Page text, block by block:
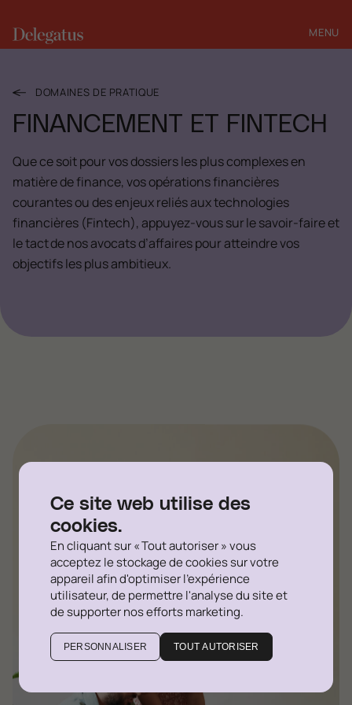
Ce site web utilise des
cookies.
En cliquant sur « Tout autoriser » vous
acceptez le stockage de cookies sur votre
appareil afin d'optimiser l'expérience
utilisateur, de permettre l'analyse du site et
de supporter nos efforts marketing.
PERSONNALISER TOUT AUTORISER
MENU
FERMER
DOMAINES DE PRATIQUE
FINANCEMENT ET FINTECH
Que ce soit pour vos dossiers les plus complexes en
matière de finance, vos opérations financières
courantes ou des enjeux reliés aux technologies
financières (Fintech), appuyez-vous sur le savoir-faire et
le tact de nos avocats d’affaires pour atteindre vos
objectifs les plus ambitieux.